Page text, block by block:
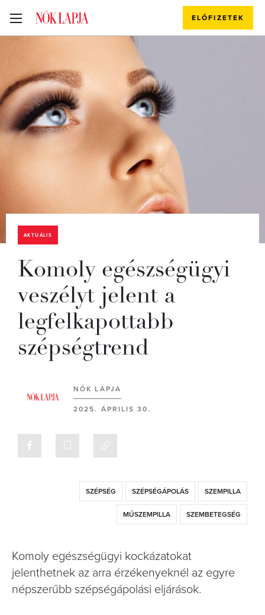
ELŐFIZETEK
AKTUÁLIS
Komoly egészségügyi
veszélyt jelent a
legfelkapottabb
szépségtrend
NŐK LAPJA
2025. ÁPRILIS 30.
SZÉPSÉG SZÉPSÉGÁPOLÁS SZEMPILLA
MŰSZEMPILLA SZEMBETEGSÉG
Komoly egészségügyi kockázatokat
jelenthetnek az arra érzékenyeknél az egyre
népszerűbb szépségápolási eljárások.